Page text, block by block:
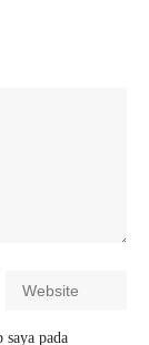
saya pada